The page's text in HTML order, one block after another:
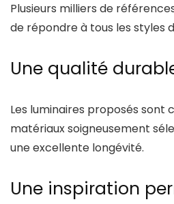
Plusieurs milliers de
de répondre à tous les styles
Une qualité
Les luminaires proposés sont
matériaux soigneusement
une excellente longévité.
Une inspiration